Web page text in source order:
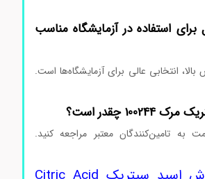
استفاده در آزمایشگاه مناسب
انتخابی عالی برای آزمایشگاه‌ها است.
چقدر است؟
تامین‌کنندگان معتبر مراجعه کنید.